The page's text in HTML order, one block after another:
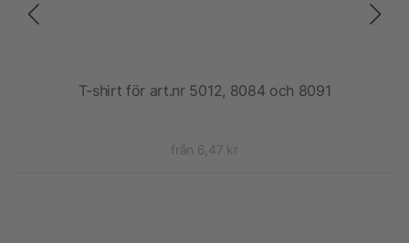
T-shirt för art.nr 5012, 8084 och 8091
från 6,47 kr